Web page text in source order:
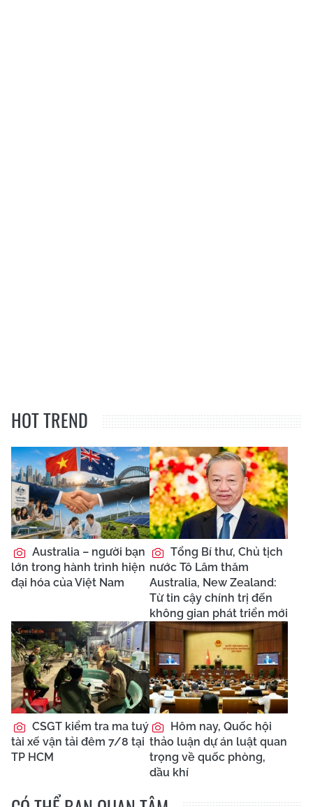
HOT TREND
Australia – người bạn
lớn trong hành trình hiện
đại hóa của Việt Nam
Tổng Bí thư, Chủ tịch
nước Tô Lâm thăm
Australia, New Zealand:
Từ tin cậy chính trị đến
không gian phát triển mới
CSGT kiểm tra ma tuý
tài xế vận tải đêm 7/8 tại
TP HCM
Hôm nay, Quốc hội
thảo luận dự án luật quan
trọng về quốc phòng,
dầu khí